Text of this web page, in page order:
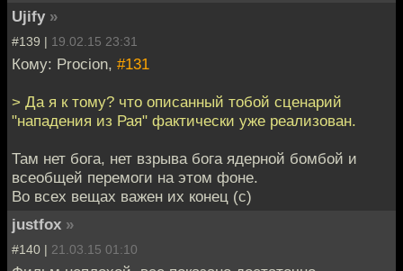
Ujify »
#139 | 19.02.15 23:31
Кому: Procion, #131
> Да я к тому? что описанный тобой сценарий
"нападения из Рая" фактически уже реализован.
Там нет бога, нет взрыва бога ядерной бомбой и
всеобщей перемоги на этом фоне.
Во всех вещах важен их конец (с)
justfox »
#140 | 21.03.15 01:10